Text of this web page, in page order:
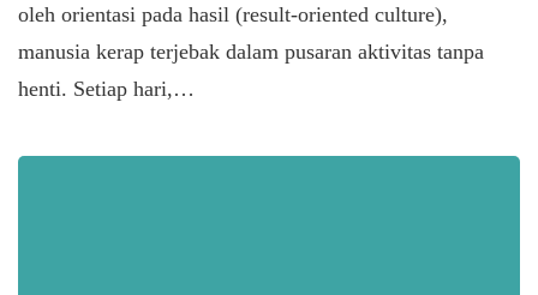
oleh orientasi pada hasil (result-oriented culture),
manusia kerap terjebak dalam pusaran aktivitas tanpa
henti. Setiap hari,…